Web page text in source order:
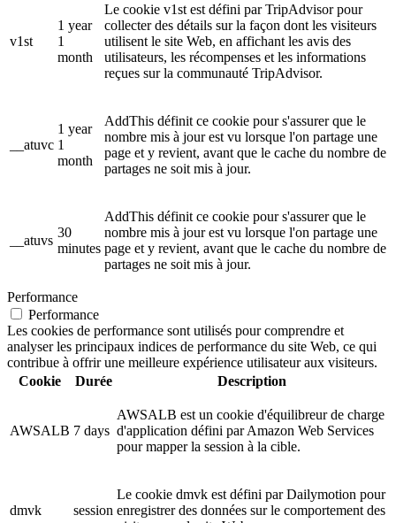
v1st
1 year
1
month
Le cookie v1st est défini par TripAdvisor pour
collecter des détails sur la façon dont les visiteurs
utilisent le site Web, en affichant les avis des
utilisateurs, les récompenses et les informations
reçues sur la communauté TripAdvisor.
__atuvc
1 year
1
month
AddThis définit ce cookie pour s'assurer que le
nombre mis à jour est vu lorsque l'on partage une
page et y revient, avant que le cache du nombre de
partages ne soit mis à jour.
__atuvs
30
minutes
AddThis définit ce cookie pour s'assurer que le
nombre mis à jour est vu lorsque l'on partage une
page et y revient, avant que le cache du nombre de
partages ne soit mis à jour.
Performance
Performance
Les cookies de performance sont utilisés pour comprendre et
analyser les principaux indices de performance du site Web, ce qui
contribue à offrir une meilleure expérience utilisateur aux visiteurs.
Cookie
Durée Description
AWSALB 7 days
AWSALB est un cookie d'équilibreur de charge
d'application défini par Amazon Web Services
pour mapper la session à la cible.
dmvk session
Le cookie dmvk est défini par Dailymotion pour
enregistrer des données sur le comportement des